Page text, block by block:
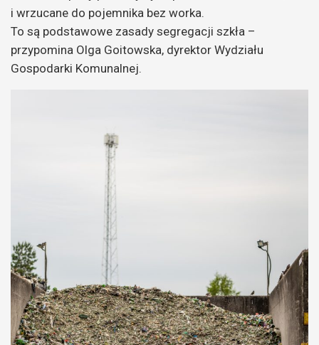
i wrzucane do pojemnika bez worka.
To są podstawowe zasady segregacji szkła –
przypomina Olga Goitowska, dyrektor Wydziału
Gospodarki Komunalnej.